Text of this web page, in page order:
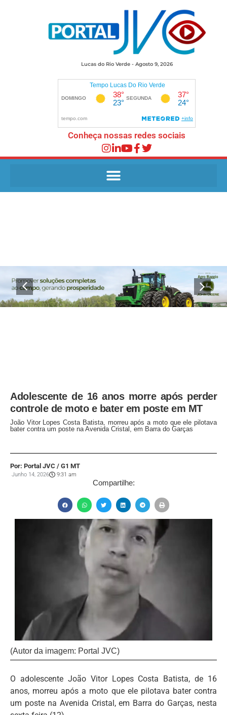
Lucas do Rio Verde - Agosto 9, 2026
Conheça nossas redes sociais
Adolescente de 16 anos morre após perder
controle de moto e bater em poste em MT
João Vitor Lopes Costa Batista, morreu após a moto que ele pilotava
bater contra um poste na Avenida Cristal, em Barra do Garças
Por: Portal JVC / G1 MT
Junho 14, 2026 9:31 am
Compartilhe:
(Autor da imagem: Portal JVC)
O adolescente João Vitor Lopes Costa Batista, de 16
anos, morreu após a moto que ele pilotava bater contra
um poste na Avenida Cristal, em Barra do Garças, nesta